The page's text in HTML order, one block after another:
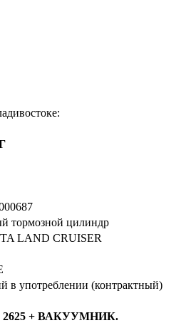
тормозной цилиндр
LAND CRUISER
в употреблении (контрактный)
2625 + ВАКУУМНИК.